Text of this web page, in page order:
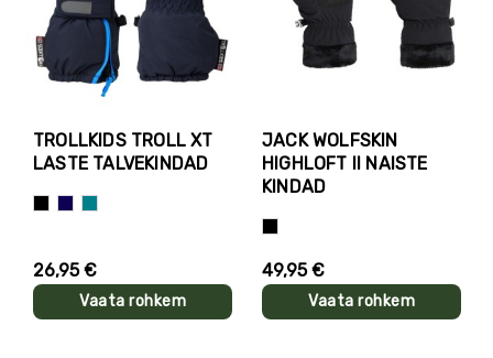
TROLLKIDS TROLL XT
LASTE TALVEKINDAD
26,95 €
Vaata rohkem
JACK WOLFSKIN
HIGHLOFT II NAISTE
KINDAD
49,95 €
Vaata rohkem